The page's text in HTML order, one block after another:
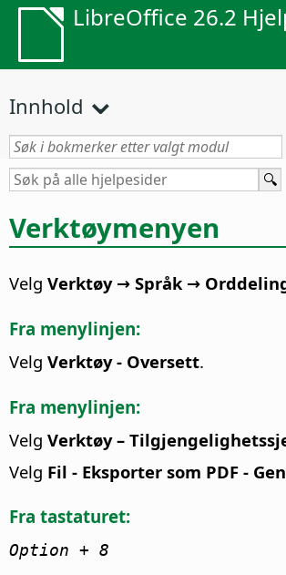
LibreOffice 26.2
Innhold
Verktøymenyen
Velg Verktøy → Språk →
Fra menylinjen:
Velg Verktøy - Oversett.
Fra menylinjen:
Velg Verktøy –
Velg Fil - Eksporter som PDF -
Fra tastaturet:
Option + 8